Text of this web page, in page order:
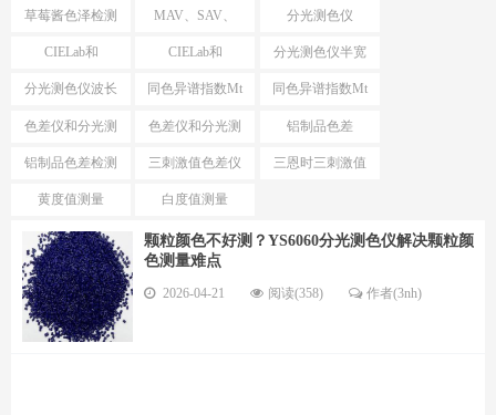
仪
草莓酱色泽检测
仪
MAV、SAV、
SSAV区别
分光测色仪
MAV、SAV、
SSAV
CIELab和
HunterLab
CIELab和
HunterLab区别
分光测色仪半宽
带
分光测色仪波长
间隔
同色异谱指数Mt 同色异谱指数Mt
测试仪
色差仪和分光测
色仪区别
色差仪和分光测
色仪选择
铝制品色差
铝制品色差检测
仪
三刺激值色差仪
优势
三恩时三刺激值
黄度值测量 白度值测量
颗粒颜色不好测？YS6060分光测色仪解决颗粒颜
色测量难点
2026-04-21 阅读(358) 作者(3nh)